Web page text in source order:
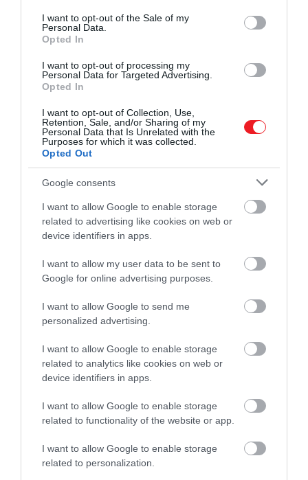
consent section.
I want to opt-out of the Sale of my
Personal Data.
Opted In
I want to opt-out of processing my
Personal Data for Targeted Advertising.
Opted In
I want to opt-out of Collection, Use,
Retention, Sale, and/or Sharing of my
Personal Data that Is Unrelated with the
Purposes for which it was collected.
Opted Out
Google consents
I want to allow Google to enable storage
related to advertising like cookies on web or
device identifiers in apps.
I want to allow my user data to be sent to
Google for online advertising purposes.
I want to allow Google to send me
personalized advertising.
I want to allow Google to enable storage
related to analytics like cookies on web or
device identifiers in apps.
I want to allow Google to enable storage
related to functionality of the website or app.
I want to allow Google to enable storage
related to personalization.
A Mary Rose több mint négy évszázadon
át feküdt a Solent-szoros iszapjában,
mielőtt 1982-ben újra a felszínre emelték.
2026. JÚNIUS 4. ● OLÁH-BEBESI BORBÁLA
Közel kétszáz ember
maradványait találták meg